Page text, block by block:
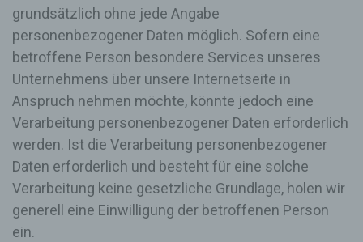
grundsätzlich ohne jede Angabe
personenbezogener Daten möglich. Sofern eine
betroffene Person besondere Services unseres
Unternehmens über unsere Internetseite in
Anspruch nehmen möchte, könnte jedoch eine
Verarbeitung personenbezogener Daten erforderlich
werden. Ist die Verarbeitung personenbezogener
Daten erforderlich und besteht für eine solche
Verarbeitung keine gesetzliche Grundlage, holen wir
generell eine Einwilligung der betroffenen Person
ein.